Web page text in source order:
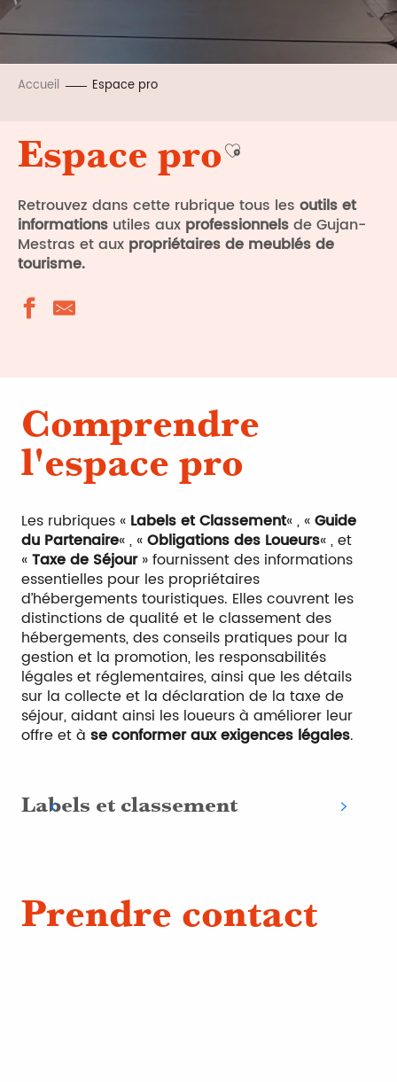
Accueil Espace pro
Espace proAjouter aux favoris
Retrouvez dans cette rubrique tous les outils et
informations utiles aux professionnelsde Gujan-
Mestras et aux propriétaires de meublés de
tourisme.
Comprendre
l'espace pro
Les rubriques « Labels et Classement« , «Guide
du Partenaire« , «Obligations des Loueurs« , et
«Taxe de Séjour» fournissent des informations
essentielles pour les propriétaires
d’hébergements touristiques. Elles couvrent les
distinctions de qualité et le classement des
hébergements, des conseils pratiques pour la
gestion et la promotion, les responsabilités
légales et réglementaires, ainsi que les détails
sur la collecte et la déclaration de la taxe de
séjour, aidant ainsi les loueurs à améliorer leur
offre et à se conformer aux exigences légales.
Labels et classement
Prendre contact